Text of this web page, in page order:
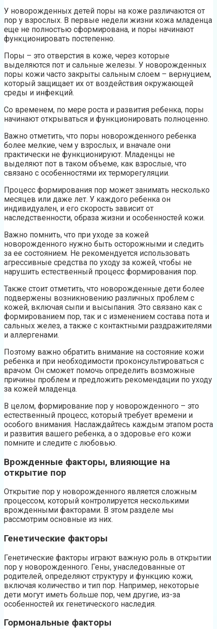
У новорожденных детей поры на коже различаются от
пор у взрослых. В первые недели жизни кожа младенца
еще не полностью сформирована, и поры начинают
функционировать постепенно.
Поры – это отверстия в коже, через которые
выделяются пот и сальные железы. У новорожденных
поры кожи часто закрыты сальным слоем – вернуцием,
который защищает их от воздействия окружающей
среды и инфекций.
Со временем, по мере роста и развития ребенка, поры
начинают открываться и функционировать полноценно.
Важно отметить, что поры новорожденного ребенка
более мелкие, чем у взрослых, и вначале они
практически не функционируют. Младенцы не
выделяют пот в таком объеме, как взрослые, что
связано с особенностями их терморегуляции.
Процесс формирования пор может занимать несколько
месяцев или даже лет. У каждого ребенка он
индивидуален, и его скорость зависит от
наследственности, образа жизни и особенностей кожи.
Важно помнить, что при уходе за кожей
новорожденного нужно быть осторожными и следить
за ее состоянием. Не рекомендуется использовать
агрессивные средства по уходу за кожей, чтобы не
нарушить естественный процесс формирования пор.
Также стоит отметить, что новорожденные дети более
подвержены возникновению различных проблем с
кожей, включая сыпи и высыпания. Это связано как с
формированием пор, так и с изменением состава пота и
сальных желез, а также с контактными раздражителями
и аллергенами.
Поэтому важно обратить внимание на состояние кожи
ребенка и при необходимости проконсультироваться с
врачом. Он сможет помочь определить возможные
причины проблем и предложить рекомендации по уходу
за кожей младенца.
В целом, формирование пор у новорожденного – это
естественный процесс, который требует времени и
особого внимания. Наслаждайтесь каждым этапом роста
и развития вашего ребенка, а о здоровье его кожи
помните и следите с любовью.
Врожденные факторы, влияющие на
открытие пор
Открытие пор у новорожденного является сложным
процессом, который контролируется несколькими
врожденными факторами. В этом разделе мы
рассмотрим основные из них.
Генетические факторы
Генетические факторы играют важную роль в открытии
пор у новорожденного. Гены, унаследованные от
родителей, определяют структуру и функцию кожи,
включая количество и тип пор. Например, некоторые
дети могут иметь больше пор, чем другие, из-за
особенностей их генетического наследия.
Гормональные факторы